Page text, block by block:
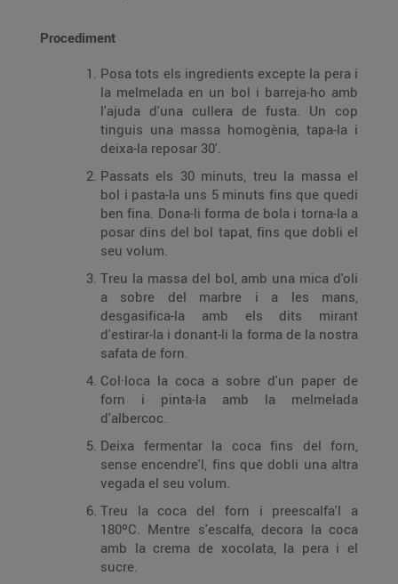
Procediment
Posa tots els ingredients excepte la pera i
la melmelada en un bol i barreja-ho amb
l'ajuda d'una cullera de fusta. Un cop
tinguis una massa homogènia, tapa-la i
deixa-la reposar 30'.
Passats els 30 minuts, treu la massa el
bol i pasta-la uns 5 minuts fins que quedi
ben fina. Dona-li forma de bola i torna-la a
posar dins del bol tapat, fins que dobli el
seu volum.
Treu la massa del bol, amb una mica d'oli
a sobre del marbre i a les mans,
desgasifica-la amb els dits mirant
d'estirar-la i donant-li la forma de la nostra
safata de forn.
Col·loca la coca a sobre d'un paper de
forn i pinta-la amb la melmelada
d'albercoc.
Deixa fermentar la coca fins del forn,
sense encendre'l, fins que dobli una altra
vegada el seu volum.
Treu la coca del forn i preescalfa'l a
180ºC. Mentre s'escalfa, decora la coca
amb la crema de xocolata, la pera i el
sucre.